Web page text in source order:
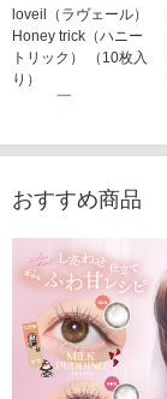
loveil（ラヴェール）
Honey trick（ハニー
トリック） （10枚入
り）
1,760円
おすすめ商品